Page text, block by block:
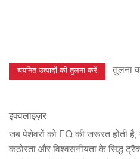
तुलना
इक्वलाइज़र
जब पेशेवरों को EQ की जरूरत होती
कठोरता और विश्वसनीयता के सिद्ध